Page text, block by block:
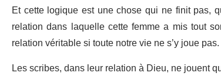
Et cette logique est une chose qui ne finit pas,
relation dans laquelle cette femme a mis tout
relation véritable si toute notre vie ne s’y joue
Les scribes, dans leur relation à Dieu, ne jouent